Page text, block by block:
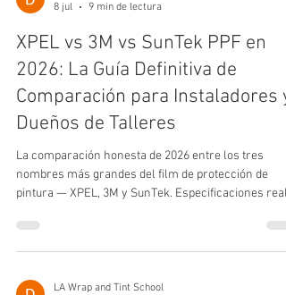
8 jul
9 min de lectura
XPEL vs 3M vs SunTek PPF en
2026: La Guía Definitiva de
Comparación para Instaladores y
Dueños de Talleres
La comparación honesta de 2026 entre los tres
nombres más grandes del film de protección de
pintura — XPEL, 3M y SunTek. Especificaciones
garantía y cuál deberías realmente tener en stock
tu taller.
LA Wrap and Tint School